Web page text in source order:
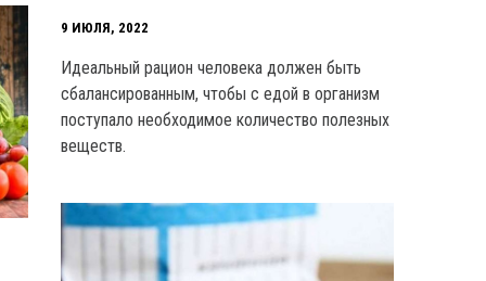
9 ИЮЛЯ, 2022
Идеальный рацион человека должен быть
сбалансированным, чтобы с едой в организм
поступало необходимое количество полезных
веществ.